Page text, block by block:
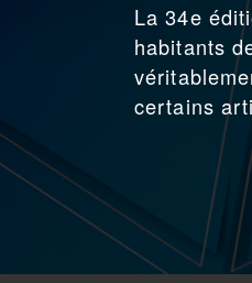
La 34e
habitants
certains